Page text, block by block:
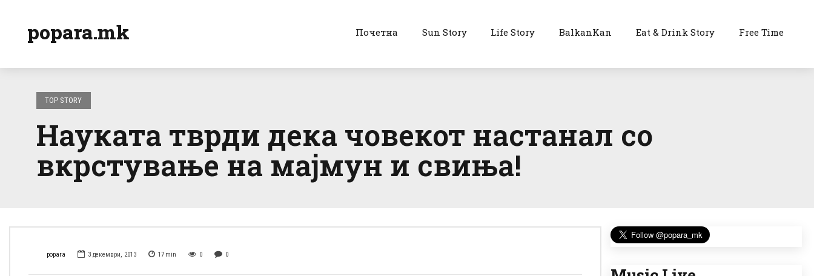
popara.mk Почетна Sun Story Life Story BalkanKan Eat & Drink Story Free Time
TOP STORY
Науката тврди дека човекот настанал со
вкрстување на мајмун и свиња!
popara 3 декември, 2013 17 min 0 0